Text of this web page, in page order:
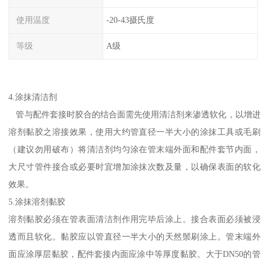
使用温度 -20-43摄氏度
等级 A级
4.涂抹清洁剂
管与配件套接时胶合的结合面需先使用清洁剂来渗透软化，以增进
溶剂黏胶之溶接效果，使用大约管直径一半大小的涂抹工具或毛刷
（建议勿用破布）将清洁剂均匀涂在管末端外面和配件套节内面，
大尺寸管件接合或必要时宜增加涂抹次数及量，以确保表面的软化
效果。
5.涂抹溶剂黏胶
溶剂黏胶必须在管表面清洁剂作用完毕后涂上。接合表面必须被浸
透而且软化。黏胶应以管直径一半大小的天然鬃刷涂上。管末端外
面应涂厚层黏胶，配件套接内面应涂中等厚度黏胶。大于DN50的管